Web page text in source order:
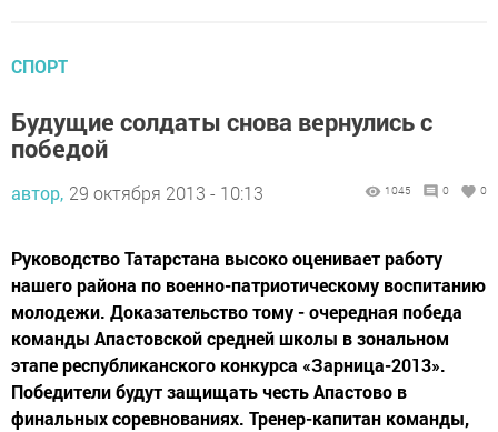
СПОРТ
Будущие солдаты снова вернулись с
победой
автор, 29 октября 2013 - 10:13 1045 0 0
Руководство Татарстана высоко оценивает работу
нашего района по военно-патриотическому воспитанию
молодежи. Доказательство тому - очередная победа
команды Апастовской средней школы в зональном
этапе республиканского конкурса «Зарница-2013».
Победители будут защищать честь Апастово в
финальных соревнованиях. Тренер-капитан команды,